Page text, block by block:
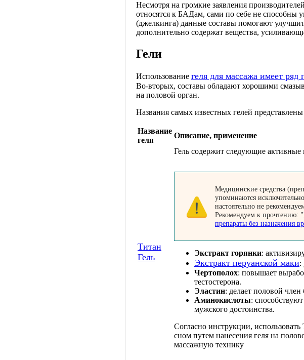
Несмотря на громкие заявления
относятся к БАДам, сами по себе не способны
(джелкинга) данные составы помогают
дополнительно содержат вещества,
Гели
Использование геля для массажа имеет ряд
Во-вторых, составы обладают хорошими
на половой орган.
Названия самых известных гелей
Название
геля
Описание, применение
Титан
Гель
Гель содержит следующие активные
Медицинские средства
упоминаются
настоятельно не
Рекомендуем к прочтению: "
препараты без назначения
Экстракт горянки:
Экстракт перуанской маки:
Чертополох: повышает
тестостерона.
Эластин: делает половой
Аминокислоты:
мужского достоинства.
Согласно инструкции,
сном путем нанесения геля на
массажную технику